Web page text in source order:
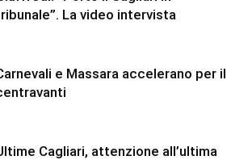
La video intervista
e Massara accelerano per il
Cagliari, attenzione all’ultima